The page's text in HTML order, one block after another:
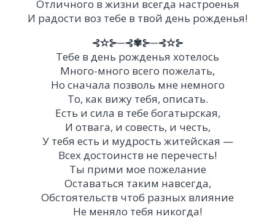
Отличного в жизни всегда настроенья
И радости воз тебе в твой день рожденья!
⊰✫⊱─⊰✾⊱─⊰✫⊱
Тебе в день рожденья хотелось
Много-много всего пожелать,
Но сначала позволь мне немного
То, как вижу тебя, описать.
Есть и сила в тебе богатырская,
И отвага, и совесть, и честь,
У тебя есть и мудрость житейская —
Всех достоинств не перечесть!
Ты прими мое пожелание
Оставаться таким навсегда,
Обстоятельств чтоб разных влияние
Не меняло тебя никогда!